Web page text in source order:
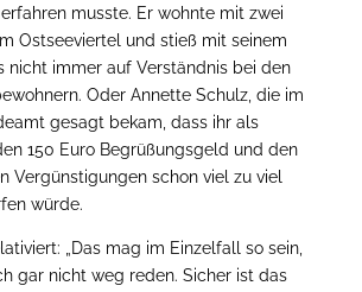
musste. Er wohnte mit zwei
Ostseeviertel und stieß mit seinem
nicht immer auf Verständnis bei den
Oder Annette Schulz, die im
gesagt bekam, dass ihr als
150 Euro Begrüßungsgeld und den
Vergünstigungen schon viel zu viel
würde.
„Das mag im Einzelfall so sein,
gar nicht weg reden. Sicher ist das